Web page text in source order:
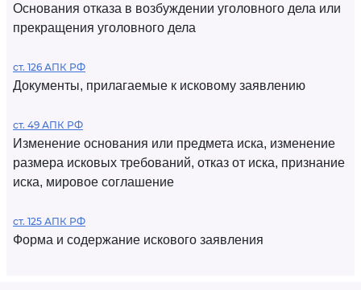
Основания отказа в возбуждении уголовного дела или
прекращения уголовного дела
ст. 126 АПК РФ
Документы, прилагаемые к исковому заявлению
ст. 49 АПК РФ
Изменение основания или предмета иска, изменение
размера исковых требований, отказ от иска, признание
иска, мировое соглашение
ст. 125 АПК РФ
Форма и содержание искового заявления